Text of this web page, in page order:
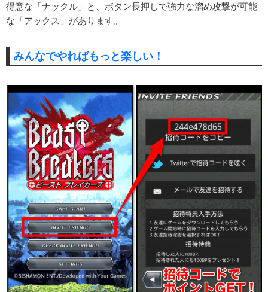
得意な「ナックル」と、ボタン長押しで強力な溜め攻撃が可能
な「アックス」があります。
みんなでやればもっと楽しい！